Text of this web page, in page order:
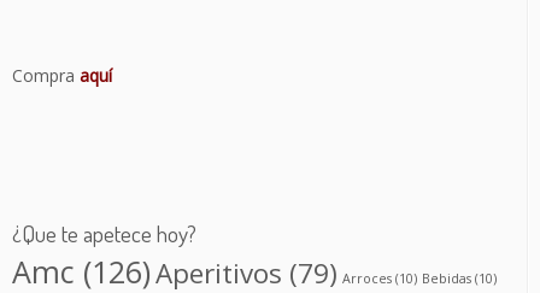
Compra aquí
¿Que te apetece hoy?
Amc (126)Aperitivos (79) Arroces (10) Bebidas (10)